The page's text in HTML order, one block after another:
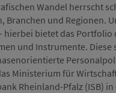
Wandel herrscht
Branchen und Regionen.
hierbei bietet das
und Instrumente.
Ministerium für
Rheinland-Pfalz (ISB)